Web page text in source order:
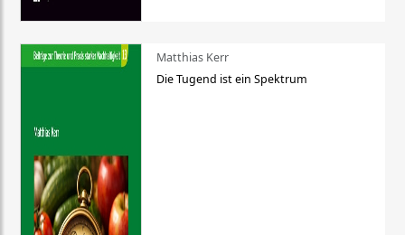
Matthias Kerr
Die Tugend ist ein Spektrum